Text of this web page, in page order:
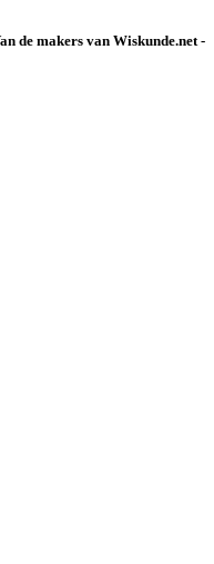
de makers van Wiskunde.net -